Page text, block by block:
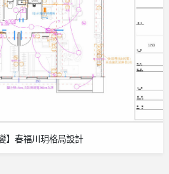
】春福川玥格局設計